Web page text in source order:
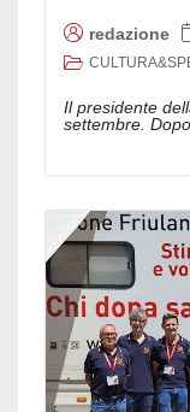
redazione
Il presidente
settembre.